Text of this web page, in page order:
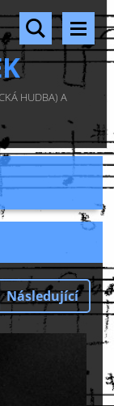
HUDBA) A
Následující